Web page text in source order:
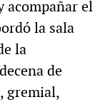
acompañar el
la sala
la
de
gremial,